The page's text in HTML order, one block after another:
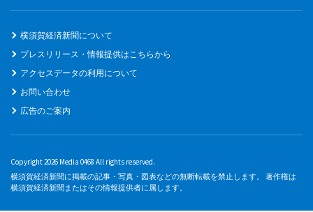
横須賀経済新聞について
プレスリリース・情報提供はこちらから
アクセスデータの利用について
お問い合わせ
広告のご案内
Copyright 2026 Media 0468 All rights reserved.
横須賀経済新聞に掲載の記事・写真・図表などの無断転載を禁止します。 著作権は
横須賀経済新聞またはその情報提供者に属します。